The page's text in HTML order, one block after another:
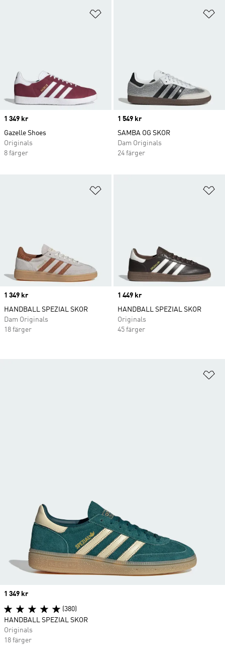
Price
1 349 kr
Gazelle Shoes
Originals
8 färger
Price
1 549 kr
SAMBA OG SKOR
Dam Originals
24 färger
Price
1 349 kr
HANDBALL SPEZIAL SKOR
Dam Originals
18 färger
Price
1 449 kr
HANDBALL SPEZIAL SKOR
Originals
45 färger
Price
1 349 kr
(380)
HANDBALL SPEZIAL SKOR
Originals
18 färger